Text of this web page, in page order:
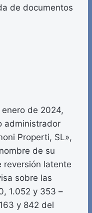
de documentos
de 2024,
administrador
Properti, SL»,
de su
reversión latente
sobre las
1.052 y 353 –
y 842 del